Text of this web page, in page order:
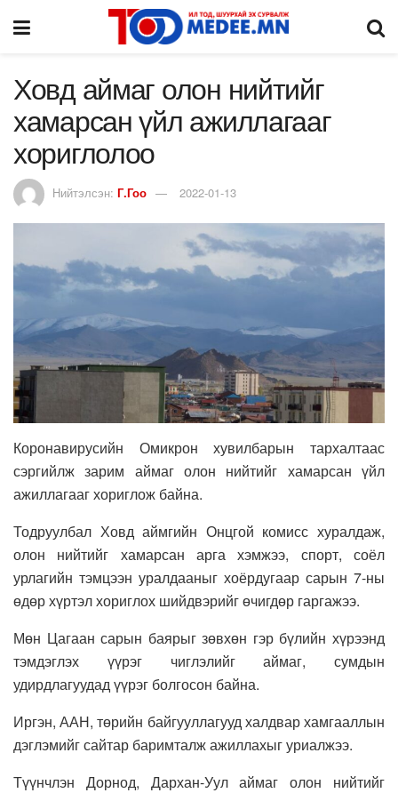
Ховд аймаг олон нийтийг
хамарсан үйл ажиллагааг
хориглолоо
Нийтэлсэн: Г.Гоо 2022-01-13
Коронавирусийн Омикрон хувилбарын тархалтаас
сэргийлж зарим аймаг олон нийтийг хамарсан үйл
ажиллагааг хориглож байна.
Тодруулбал Ховд аймгийн Онцгой комисс хуралдаж,
олон нийтийг хамарсан арга хэмжээ, спорт, соёл
урлагийн тэмцээн уралдааныг хоёрдугаар сарын 7-ны
өдөр хүртэл хориглох шийдвэрийг өчигдөр гаргажээ.
Мөн Цагаан сарын баярыг зөвхөн гэр бүлийн хүрээнд
тэмдэглэх үүрэг чиглэлийг аймаг, сумдын
удирдлагуудад үүрэг болгосон байна.
Иргэн, ААН, төрийн байгууллагууд халдвар хамгааллын
дэглэмийг сайтар баримталж ажиллахыг уриалжээ.
Түүнчлэн Дорнод, Дархан-Уул аймаг олон нийтийг